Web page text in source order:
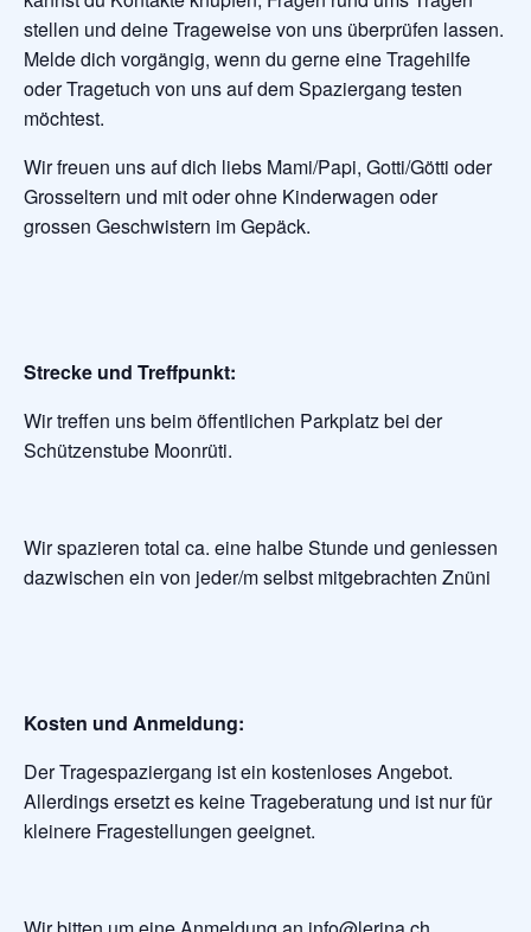
stellen und deine Trageweise von uns überprüfen lassen.
Melde dich vorgängig, wenn du gerne eine Tragehilfe
oder Tragetuch von uns auf dem Spaziergang testen
möchtest.
Wir freuen uns auf dich liebs Mami/Papi, Gotti/Götti oder
Grosseltern und mit oder ohne Kinderwagen oder
grossen Geschwistern im Gepäck.
Strecke und Treffpunkt:
Wir treffen uns beim öffentlichen Parkplatz bei der
Schützenstube Moonrüti.
Wir spazieren total ca. eine halbe Stunde und geniessen
dazwischen ein von jeder/m selbst mitgebrachten Znüni
Kosten und Anmeldung:
Der Tragespaziergang ist ein kostenloses Angebot.
Allerdings ersetzt es keine Trageberatung und ist nur für
kleinere Fragestellungen geeignet.